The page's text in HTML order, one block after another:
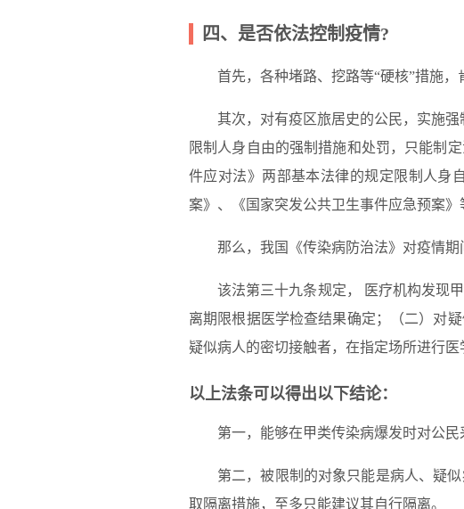
四、是否依法控制疫情?
首先，各种堵路、挖路等“硬核”措施，
其次，对有疫区旅居史的公民，实施
限制人身自由的强制措施和处罚，只能制
件应对法》两部基本法律的规定限制人身
案》、《国家突发公共卫生事件应急预案
那么，我国《传染病防治法》对疫情
该法第三十九条规定， 医疗机构发现
离期限根据医学检查结果确定；（二）对
疑似病人的密切接触者，在指定场所进行医
以上法条可以得出以下结论：
第一，能够在甲类传染病爆发时对公
第二，被限制的对象只能是病人、疑
取隔离措施，至多只能建议其自行隔离。